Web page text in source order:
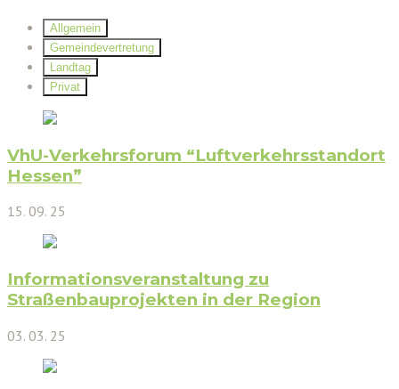
Allgemein
Gemeindevertretung
Landtag
Privat
VhU-Verkehrsforum “Luftverkehrsstandort
Hessen”
15. 09. 25
Informationsveranstaltung zu
Straßenbauprojekten in der Region
03. 03. 25